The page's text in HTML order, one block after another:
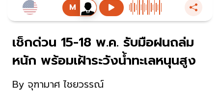
เช็กด่วน 15-18 พ.ค. รับมือฝนถล่ม
หนัก พร้อมเฝ้าระวังน้ำทะเลหนุนสูง
By จุฑามาศ ไชยวรรณ์